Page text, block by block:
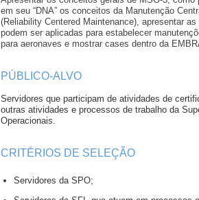
em seu “DNA” os conceitos da Manutenção
(Reliability Centered Maintenance), apresentar
podem ser aplicadas para estabelecer
para aeronaves e mostrar cases dentro da
PÚBLICO-ALVO
Servidores que participam de atividades de
outras atividades e processos de trabalho da
Operacionais.
CRITÉRIOS DE SELEÇÃO
Servidores da SPO;